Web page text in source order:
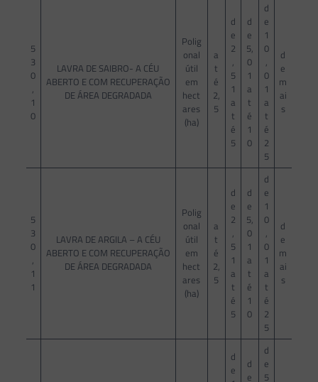
5
3
0
,
1
0
LAVRA DE SAIBRO- A CÉU
ABERTO E COM RECUPERAÇÃO
DE ÁREA DEGRADADA
Polig
onal
útil
em
hect
ares
(ha)
a
t
é
2,
5
d
e
2
,
5
1
a
t
é
5
d
e
5,
0
1
a
t
é
1
0
d
e
1
0
,
0
1
a
t
é
2
5
d
e
m
ai
s
5
3
0
,
1
1
LAVRA DE ARGILA – A CÉU
ABERTO E COM RECUPERAÇÃO
DE ÁREA DEGRADADA
Polig
onal
útil
em
hect
ares
(ha)
a
t
é
2,
5
d
e
2
,
5
1
a
t
é
5
d
e
5,
0
1
a
t
é
1
0
d
e
1
0
,
0
1
a
t
é
2
5
d
e
m
ai
s
d
e
d
e
d
e
5